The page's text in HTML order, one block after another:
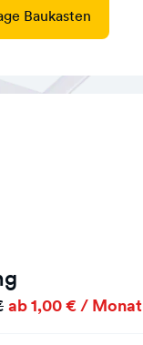
Baukasten
ab 1,00 € / Monat